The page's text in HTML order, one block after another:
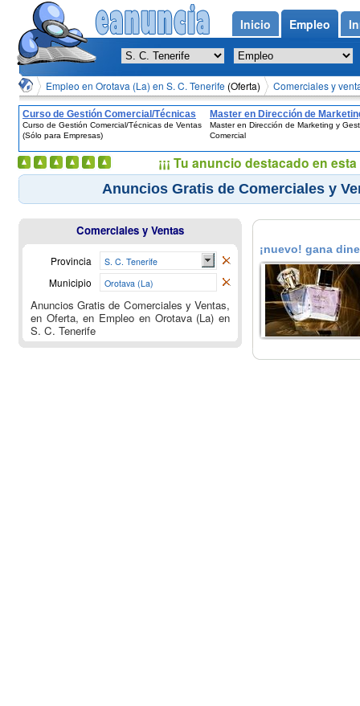
Empleo en Orotava (La) en S. C. Tenerife (Oferta) Comerciales y
Curso de Gestión Comercial/Técnicas
de Ventas (Sólo para Empresas)
Curso de Gestión Comercial/Técnicas de Ventas
(Sólo para Empresas)
Master en Dirección de
Gestión Comercial
Master en Dirección de Marketing y
Comercial
Anuncios Gratis de Comerciales y
¡nuevo! gana
Comerciales y Ventas
Provincia S. C. Tenerife
Municipio Orotava (La)
Anuncios Gratis de Comerciales y Ventas,
en Oferta, en Empleo en Orotava (La) en
S. C. Tenerife
Inicio Empleo
¡¡¡ Tu anuncio destacado en